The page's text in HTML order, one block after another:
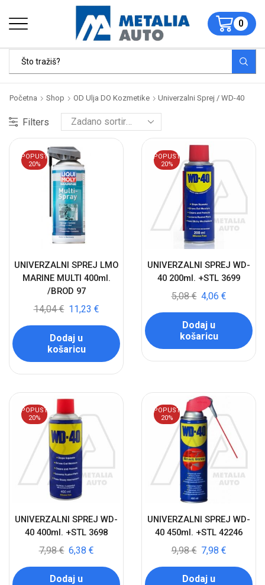
0
Početna Shop OD Ulja DO Kozmetike Univerzalni Sprej / WD-40
Filters
POPUST
20%
UNIVERZALNI SPREJ LMO
MARINE MULTI 400ml.
/BROD 97
14,04€ 11,23 €
Dodaj u
košaricu
POPUST
20%
UNIVERZALNI SPREJ WD-
40 200ml. +STL 3699
5,08€ 4,06 €
Dodaj u
košaricu
POPUST
20%
UNIVERZALNI SPREJ WD-
40 400ml. +STL 3698
7,98€ 6,38 €
Dodaj u
POPUST
20%
UNIVERZALNI SPREJ WD-
40 450ml. +STL 42246
9,98€ 7,98 €
Dodaj u